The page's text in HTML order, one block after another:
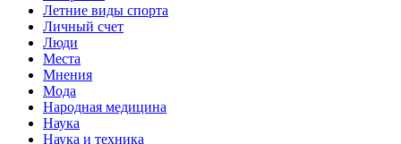
Летние виды спорта
Личный счет
Люди
Места
Мнения
Мода
Народная медицина
Наука
Наука и техника